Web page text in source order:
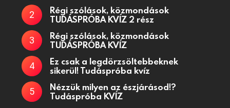
Régi szólások, közmondások
TUDÁSPRÓBA KVÍZ 2 rész
Régi szólások, közmondások
TUDÁSPRÓBA KVÍZ
Ez csak a legdörzsöltebbeknek
sikerül! Tudáspróba kvíz
Nézzük milyen az észjárásod!?
Tudáspróba KVÍZ